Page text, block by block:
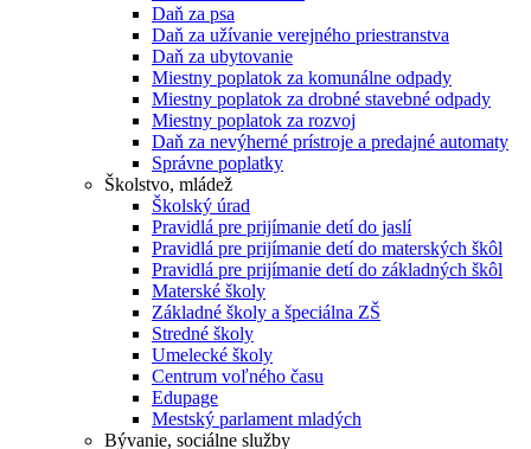
Daň za psa
Daň za užívanie verejného priestranstva
Daň za ubytovanie
Miestny poplatok za komunálne odpady
Miestny poplatok za drobné stavebné odpady
Miestny poplatok za rozvoj
Daň za nevýherné prístroje a predajné automaty
Správne poplatky
Školstvo, mládež
Školský úrad
Pravidlá pre prijímanie detí do jaslí
Pravidlá pre prijímanie detí do materských škôl
Pravidlá pre prijímanie detí do základných škôl
Materské školy
Základné školy a špeciálna ZŠ
Stredné školy
Umelecké školy
Centrum voľného času
Edupage
Mestský parlament mladých
Bývanie, sociálne služby